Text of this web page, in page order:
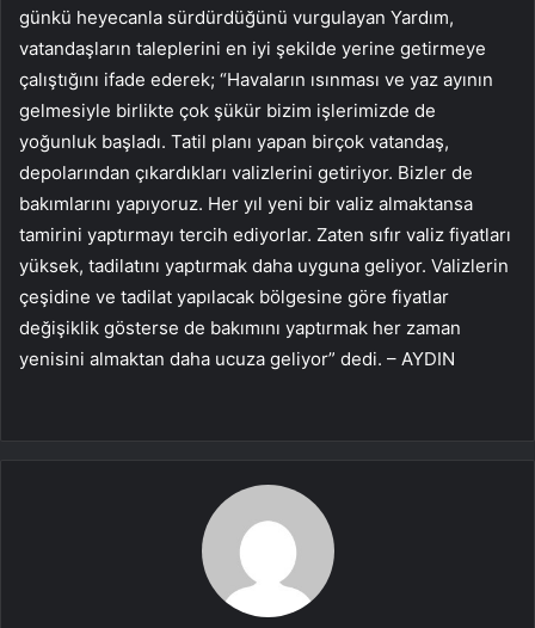
günkü heyecanla sürdürdüğünü vurgulayan Yardım,
vatandaşların taleplerini en iyi şekilde yerine getirmeye
çalıştığını ifade ederek; “Havaların ısınması ve yaz ayının
gelmesiyle birlikte çok şükür bizim işlerimizde de
yoğunluk başladı. Tatil planı yapan birçok vatandaş,
depolarından çıkardıkları valizlerini getiriyor. Bizler de
bakımlarını yapıyoruz. Her yıl yeni bir valiz almaktansa
tamirini yaptırmayı tercih ediyorlar. Zaten sıfır valiz fiyatları
yüksek, tadilatını yaptırmak daha uyguna geliyor. Valizlerin
çeşidine ve tadilat yapılacak bölgesine göre fiyatlar
değişiklik gösterse de bakımını yaptırmak her zaman
yenisini almaktan daha ucuza geliyor” dedi. – AYDIN